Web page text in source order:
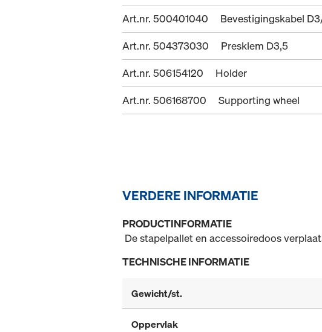
Art.nr. 500401040 Bevestigingskabel
Art.nr. 504373030
Presklem D3,5
Art.nr. 506154120
Holder
Art.nr. 506168700
Supporting wheel
VERDERE INFORMATIE
PRODUCTINFORMATIE
De stapelpallet en accessoiredoos
TECHNISCHE INFORMATIE
Gewicht/st.
Oppervlak